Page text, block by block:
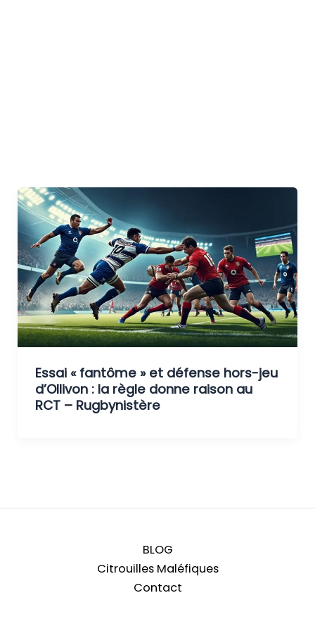
Essai « fantôme » et défense hors-jeu
d’Ollivon : la règle donne raison au
RCT – Rugbynistère
BLOG
Citrouilles Maléfiques
Contact